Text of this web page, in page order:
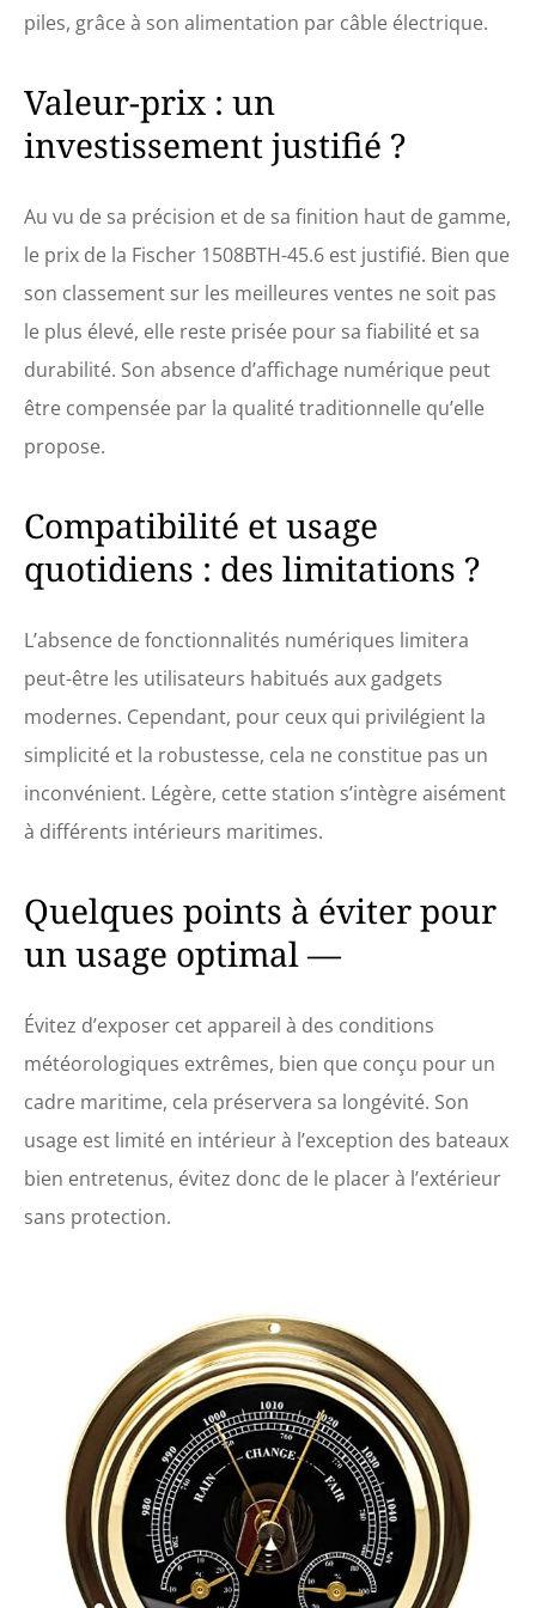
bateaux Extensible – Le
compteur météo peut être
1508U-45.6 et 1508TD-
45.6 et l'horloge à marée
et peut donc être utilisé
pour mesurer les valeurs
Fabriqué en Allemagne
depuis 1945 : chaque
fabriqué à la main avec
amour et est
soigneusement testé
individuellement.
Métallifères
piles, grâce à son alimentation par câble électrique.
Valeur-prix : un
investissement justifié ?
Au vu de sa précision et de sa finition haut de gamme,
le prix de la Fischer 1508BTH-45.6 est justifié. Bien que
son classement sur les meilleures ventes ne soit pas
le plus élevé, elle reste prisée pour sa fiabilité et sa
durabilité. Son absence d’affichage numérique peut
être compensée par la qualité traditionnelle qu’elle
propose.
Compatibilité et usage
quotidiens : des limitations ?
L’absence de fonctionnalités numériques limitera
peut-être les utilisateurs habitués aux gadgets
modernes. Cependant, pour ceux qui privilégient la
simplicité et la robustesse, cela ne constitue pas un
inconvénient. Légère, cette station s’intègre aisément
à différents intérieurs maritimes.
Quelques points à éviter pour
un usage optimal —
Évitez d’exposer cet appareil à des conditions
météorologiques extrêmes, bien que conçu pour un
cadre maritime, cela préservera sa longévité. Son
usage est limité en intérieur à l’exception des bateaux
bien entretenus, évitez donc de le placer à l’extérieur
sans protection.